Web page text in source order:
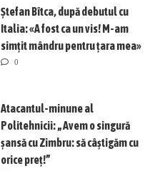
Ștefan Bîtca, după debutul cu
Italia: «A fost ca un vis! M-am
simțit mândru pentru țara mea»
0
Atacantul-minune al
Politehnicii: „Avem o singură
șansă cu Zimbru: să câștigăm cu
orice preț!”